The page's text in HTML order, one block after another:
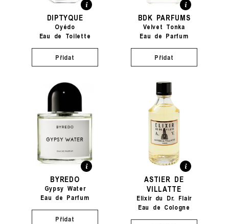
DIPTYQUE
Oyédo
Eau de Toilette
Přidat
BDK PARFUMS
Velvet Tonka
Eau de Parfum
Přidat
BYREDO
Gypsy Water
Eau de Parfum
Přidat
ASTIER DE
VILLATTE
Elixir du Dr. Flair
Eau de Cologne